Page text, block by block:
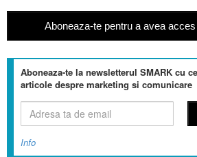
Aboneaza-te pentru a avea
Aboneaza-te la newsletterul SMARK cu
articole despre marketing si comunicare
Info